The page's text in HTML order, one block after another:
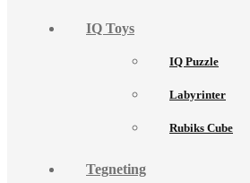
IQ Toys
IQ Puzzle
Labyrinter
Rubiks Cube
Tegneting